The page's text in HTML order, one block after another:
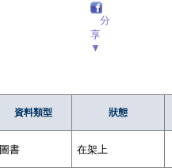
分
享
▼
資料類型 狀態
圖書 在架上